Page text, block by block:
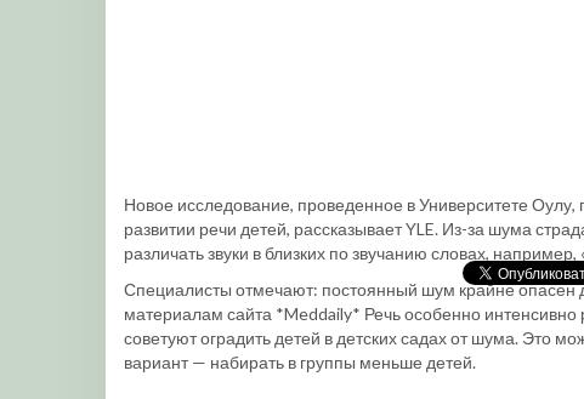
Новое исследование, проведенное в Университете
развитии речи детей, рассказывает YLE. Из-за шума
различать звуки в близких по звучанию словах, например,
Специалисты отмечают: постоянный шум крайне
материалам сайта *Meddaily* Речь особенно интенсивно
советуют оградить детей в детских садах от шума. Это
вариант — набирать в группы меньше детей.